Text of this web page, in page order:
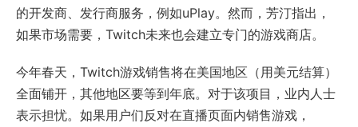
的开发商、发行商服务，例如uPlay。然而，芳汀指出，
如果市场需要，Twitch未来也会建立专门的游戏商店。
今年春天，Twitch游戏销售将在美国地区（用美元结算）
全面铺开，其他地区要等到年底。对于该项目，业内人士
表示担忧。如果用户们反对在直播页面内销售游戏，